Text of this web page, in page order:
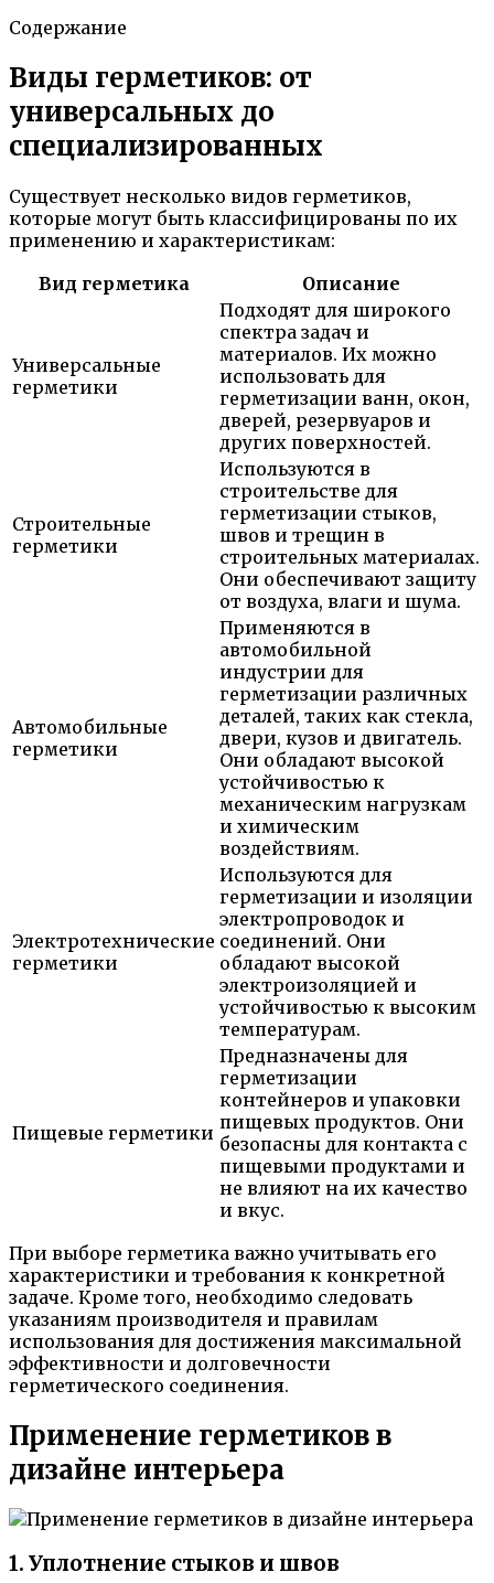
Содержание
Виды герметиков: от
универсальных до
специализированных
Существует несколько видов герметиков,
которые могут быть классифицированы по их
применению и характеристикам:
Вид герметика
Описание
Универсальные
герметики
Подходят для широкого
спектра задач и
материалов. Их можно
использовать для
герметизации ванн, окон,
дверей, резервуаров и
других поверхностей.
Строительные
герметики
Используются в
строительстве для
герметизации стыков,
швов и трещин в
строительных материалах.
Они обеспечивают защиту
от воздуха, влаги и шума.
Автомобильные
герметики
Применяются в
автомобильной
индустрии для
герметизации различных
деталей, таких как стекла,
двери, кузов и двигатель.
Они обладают высокой
устойчивостью к
механическим нагрузкам
и химическим
воздействиям.
Электротехнические
герметики
Используются для
герметизации и изоляции
электропроводок и
соединений. Они
обладают высокой
электроизоляцией и
устойчивостью к высоким
температурам.
Пищевые герметики
Предназначены для
герметизации
контейнеров и упаковки
пищевых продуктов. Они
безопасны для контакта с
пищевыми продуктами и
не влияют на их качество
и вкус.
При выборе герметика важно учитывать его
характеристики и требования к конкретной
задаче. Кроме того, необходимо следовать
указаниям производителя и правилам
использования для достижения максимальной
эффективности и долговечности
герметического соединения.
Применение герметиков в
дизайне интерьера
1. Уплотнение стыков и швов